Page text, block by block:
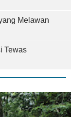
Melawan
Tewas